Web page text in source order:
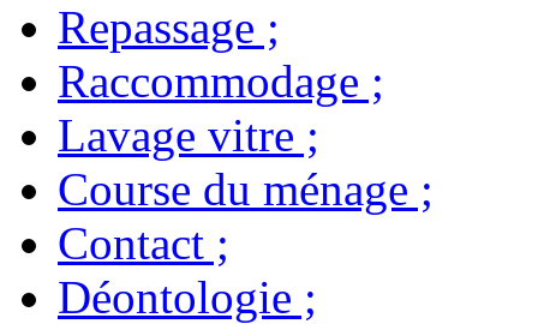
Repassage ;
Raccommodage ;
Lavage vitre ;
Course du ménage ;
Contact ;
Déontologie ;